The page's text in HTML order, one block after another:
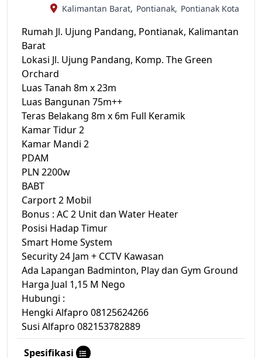
Kalimantan Barat, Pontianak, Pontianak Kota
Rumah Jl. Ujung Pandang, Pontianak, Kalimantan
Barat
Lokasi Jl. Ujung Pandang, Komp. The Green
Orchard
Luas Tanah 8m x 23m
Luas Bangunan 75m++
Teras Belakang 8m x 6m Full Keramik
Kamar Tidur 2
Kamar Mandi 2
PDAM
PLN 2200w
BABT
Carport 2 Mobil
Bonus : AC 2 Unit dan Water Heater
Posisi Hadap Timur
Smart Home System
Security 24 Jam + CCTV Kawasan
Ada Lapangan Badminton, Play dan Gym Ground
Harga Jual 1,15 M Nego
Hubungi :
Hengki Alfapro 08125624266
Susi Alfapro 082153782889
Spesifikasi